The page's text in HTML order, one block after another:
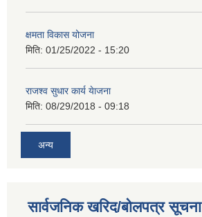
क्षमता विकास योजना
मिति: 01/25/2022 - 15:20
राजश्व सुधार कार्य येाजना
मिति: 08/29/2018 - 09:18
अन्य
सार्वजनिक खरिद/बोलपत्र सूचना